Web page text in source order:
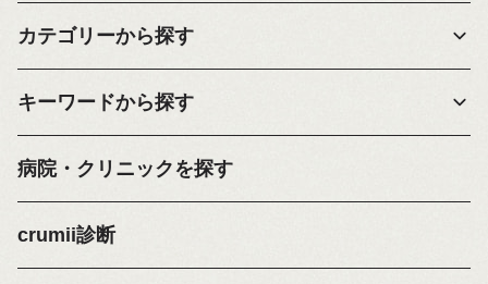
カテゴリーから探す
キーワードから探す
病院・クリニックを探す
crumii診断